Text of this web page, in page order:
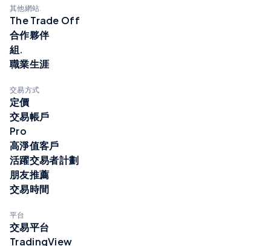
其他網站.
The Trade Off
合作夥伴
組.
職業生涯
交易方式
定價
交易帳戶
Pro
高淨值客戶
活躍交易者計劃
朋友推薦
交易時間
平台
交易平台
TradingView